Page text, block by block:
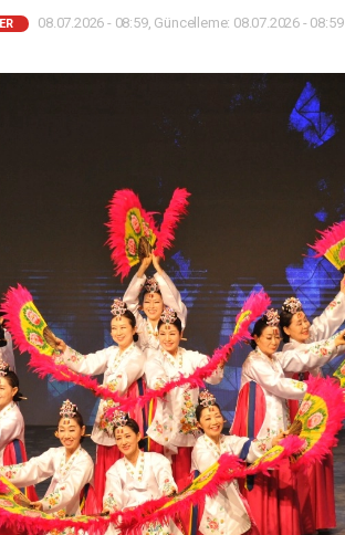
08.07.2026 - 08:59, Güncelleme: 08.07.2026 - 08:59